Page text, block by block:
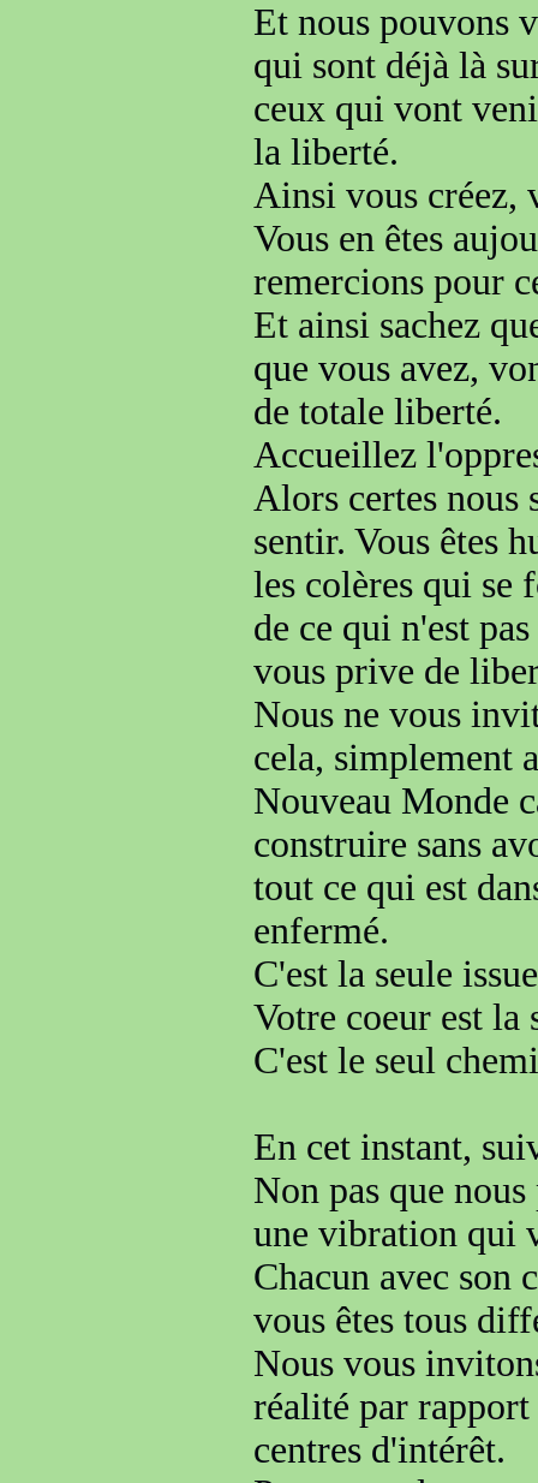
Et nous pouvons
qui sont déjà là
ceux qui vont
la liberté.
Ainsi vous créez,
Vous en êtes
remercions pour
Et ainsi sachez
que vous avez,
de totale liberté.
Accueillez
Alors certes nous
sentir. Vous êtes
les colères qui se
de ce qui n'est
vous prive de
Nous ne vous
cela, simplement
Nouveau Monde
construire sans
tout ce qui est
enfermé.
C'est la seule issue
Votre coeur est la
C'est le seul
En cet instant,
Non pas que
une vibration qui
Chacun avec son
vous êtes tous
Nous vous
réalité par
centres d'intérêt.